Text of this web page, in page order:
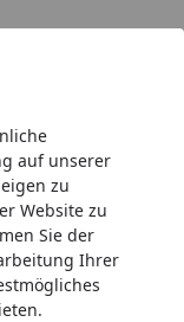
auf unserer
zu
Website zu
Sie der
Ihrer
Hotline
& Pool-
468,99€)